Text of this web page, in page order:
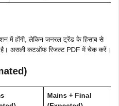
में होंगी, लेकिन जनरल ट्रेंड के हिसाब से
है। असली कटऑफ रिजल्ट PDF में चेक करें।
Mains + Final